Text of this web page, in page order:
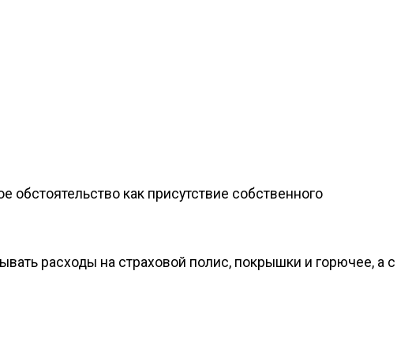
как присутствие собственного
расходы на страховой полис, покрышки и горючее, а с